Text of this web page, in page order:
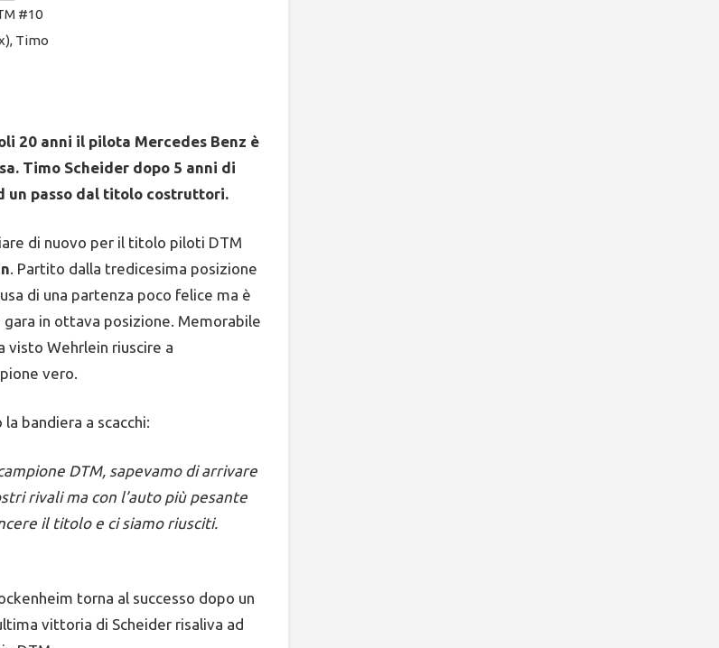
#10
Timo
20 anni il pilota Mercedes Benz è
Timo Scheider dopo 5 anni di
un passo dal titolo costruttori.
di nuovo per il titolo piloti DTM
. Partito dalla tredicesima posizione
di una partenza poco felice ma è
in ottava posizione. Memorabile
visto Wehrlein riuscire a
vero.
bandiera a scacchi:
DTM, sapevamo di arrivare
rivali ma con l’auto più pesante
il titolo e ci siamo riusciti.
torna al successo dopo un
vittoria di Scheider risaliva ad